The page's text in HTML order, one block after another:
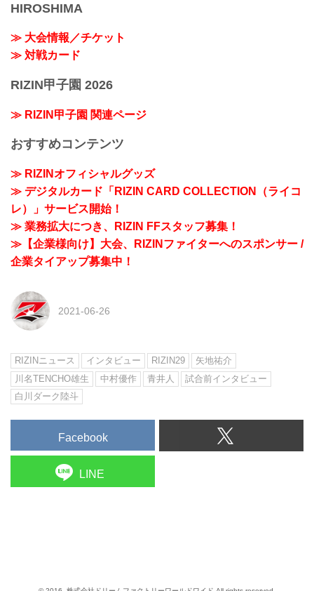
HIROSHIMA
≫ 大会情報／チケット
≫ 対戦カード
RIZIN甲子園 2026
≫ RIZIN甲子園 関連ページ
おすすめコンテンツ
≫ RIZINオフィシャルグッズ
≫ デジタルカード「RIZIN CARD COLLECTION（ライコ
レ）」サービス開始！
≫ 業務拡大につき、RIZIN FFスタッフ募集！
≫【企業様向け】大会、RIZINファイターへのスポンサー /
企業タイアップ募集中！
2021-06-26
RIZINニュース インタビュー RIZIN29
矢地祐介
川名TENCHO雄生
中村優作 青井人
試合前インタビュー
白川ダーク陸斗
Facebook
LINE